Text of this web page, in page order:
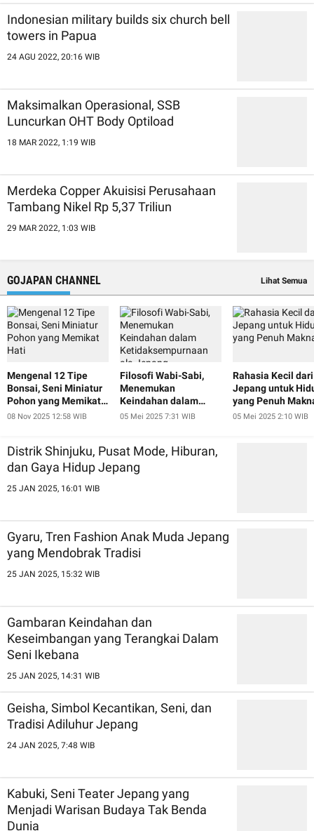
Indonesian military builds six church bell
towers in Papua
24 AGU 2022, 20:16 WIB
Maksimalkan Operasional, SSB
Luncurkan OHT Body Optiload
18 MAR 2022, 1:19 WIB
Merdeka Copper Akuisisi Perusahaan
Tambang Nikel Rp 5,37 Triliun
29 MAR 2022, 1:03 WIB
GOJAPAN CHANNEL Lihat Semua
Mengenal 12 Tipe
Bonsai, Seni Miniatur
Pohon yang Memikat
Hati
08 Nov 2025 12:58 WIB
Filosofi Wabi-Sabi,
Menemukan
Keindahan dalam
Ketidaksempurnaan
05 Mei 2025 7:31 WIB
Rahasia Kecil dari
Jepang untuk
yang Penuh
05 Mei 2025 2:10 WIB
Distrik Shinjuku, Pusat Mode, Hiburan,
dan Gaya Hidup Jepang
25 JAN 2025, 16:01 WIB
Gyaru, Tren Fashion Anak Muda Jepang
yang Mendobrak Tradisi
25 JAN 2025, 15:32 WIB
Gambaran Keindahan dan
Keseimbangan yang Terangkai Dalam
Seni Ikebana
25 JAN 2025, 14:31 WIB
Geisha, Simbol Kecantikan, Seni, dan
Tradisi Adiluhur Jepang
24 JAN 2025, 7:48 WIB
Kabuki, Seni Teater Jepang yang
Menjadi Warisan Budaya Tak Benda
Dunia